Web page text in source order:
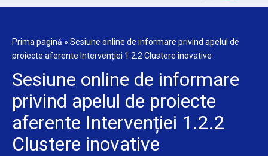
Prima pagină » Sesiune online de informare privind apelul de
proiecte aferente Intervenției 1.2.2 Clustere inovative
Sesiune online de informare
privind apelul de proiecte
aferente Intervenției 1.2.2
Clustere inovative